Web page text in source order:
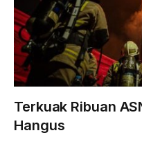
Terkuak Ribuan
Hangus